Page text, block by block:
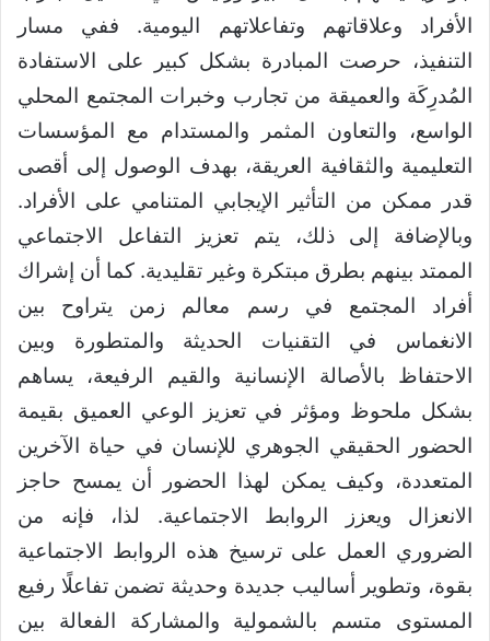
الأفراد وعلاقاتهم وتفاعلاتهم اليومية. ففي مسار
التنفيذ، حرصت المبادرة بشكل كبير على الاستفادة
المُدرِكَة والعميقة من تجارب وخبرات المجتمع المحلي
الواسع، والتعاون المثمر والمستدام مع المؤسسات
التعليمية والثقافية العريقة، بهدف الوصول إلى أقصى
قدر ممكن من التأثير الإيجابي المتنامي على الأفراد.
وبالإضافة إلى ذلك، يتم تعزيز التفاعل الاجتماعي
الممتد بينهم بطرق مبتكرة وغير تقليدية. كما أن إشراك
أفراد المجتمع في رسم معالم زمن يتراوح بين
الانغماس في التقنيات الحديثة والمتطورة وبين
الاحتفاظ بالأصالة الإنسانية والقيم الرفيعة، يساهم
بشكل ملحوظ ومؤثر في تعزيز الوعي العميق بقيمة
الحضور الحقيقي الجوهري للإنسان في حياة الآخرين
المتعددة، وكيف يمكن لهذا الحضور أن يمسح حاجز
الانعزال ويعزز الروابط الاجتماعية. لذا، فإنه من
الضروري العمل على ترسيخ هذه الروابط الاجتماعية
بقوة، وتطوير أساليب جديدة وحديثة تضمن تفاعلًا رفيع
المستوى متسم بالشمولية والمشاركة الفعالة بين